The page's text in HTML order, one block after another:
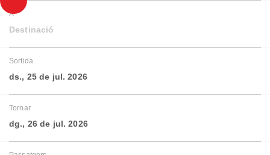
A
Destinació
Sortida
ds., 25 de jul. 2026
Tornar
dg., 26 de jul. 2026